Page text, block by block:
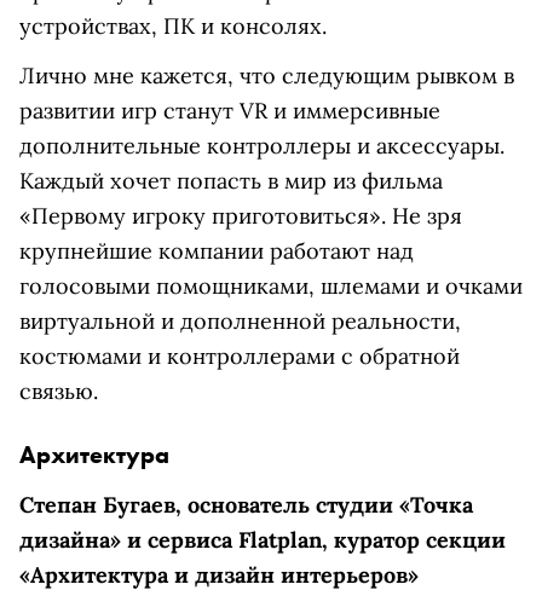
устройствах, ПК и консолях.
Лично мне кажется, что следующим рывком в
развитии игр станут VR и иммерсивные
дополнительные контроллеры и аксессуары.
Каждый хочет попасть в мир из фильма
«Первому игроку приготовиться». Не зря
крупнейшие компании работают над
голосовыми помощниками, шлемами и очками
виртуальной и дополненной реальности,
костюмами и контроллерами с обратной
связью.
Архитектура
Степан Бугаев, основатель студии «Точка
дизайна» и сервиса Flatplan, куратор секции
«Архитектура и дизайн интерьеров»